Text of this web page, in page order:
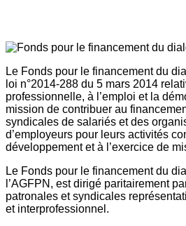
Le Fonds pour le financement du
loi n°2014-288 du 5 mars 2014
professionnelle, à l’emploi et la
mission de contribuer au
syndicales de salariés et des
d’employeurs pour leurs activités
développement et à l’exercice de
Le Fonds pour le financement du
l’AGFPN, est dirigé paritairement
patronales et syndicales
et interprofessionnel.